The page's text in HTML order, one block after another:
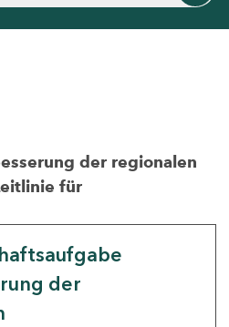
der regionalen
für
der